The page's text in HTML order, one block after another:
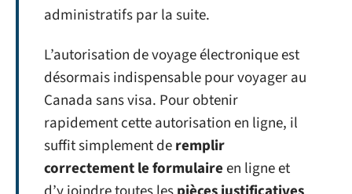
administratifs par la suite.
L’autorisation de voyage électronique est
désormais indispensable pour voyager au
Canada sans visa. Pour obtenir
rapidement cette autorisation en ligne, il
suffit simplement deremplir
correctement le formulaireen ligne et